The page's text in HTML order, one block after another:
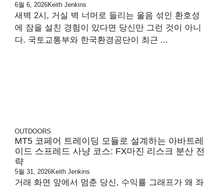
6월 6, 2026Keith Jenkins
새벽 2시, 거실 벽 너머로 들리는 울음 섞인 환호성
에 잠을 설친 경험이 있다면 당신만 그런 것이 아니
다. 국토교통부와 한국환경공단이 최근 ...
OUTDOORS
MT5 코페어 트레이딩 모듈로 설계하는 아바트레
이드 스프레드 사냥 코스: FX마진 리스크 분산 전
략
5월 31, 2026Keith Jenkins
거래 화면 앞에서 멈춘 당신, 수익률 그래프가 왜 좌